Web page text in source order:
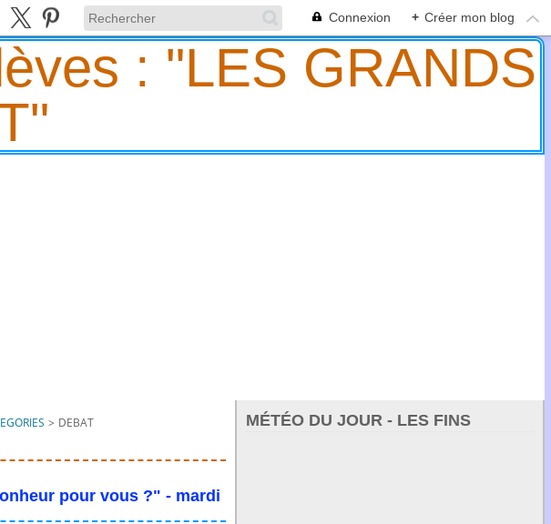
Connexion + Créer mon blog
> DEBAT
pour vous ?" - mardi
MÉTÉO DU JOUR - LES FINS